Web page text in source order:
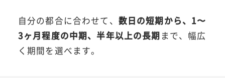
自分の都合に合わせて、 数日の短期から、1〜
3ヶ月程度の中期、半年以上の長期 まで、幅広
く期間を選べます。